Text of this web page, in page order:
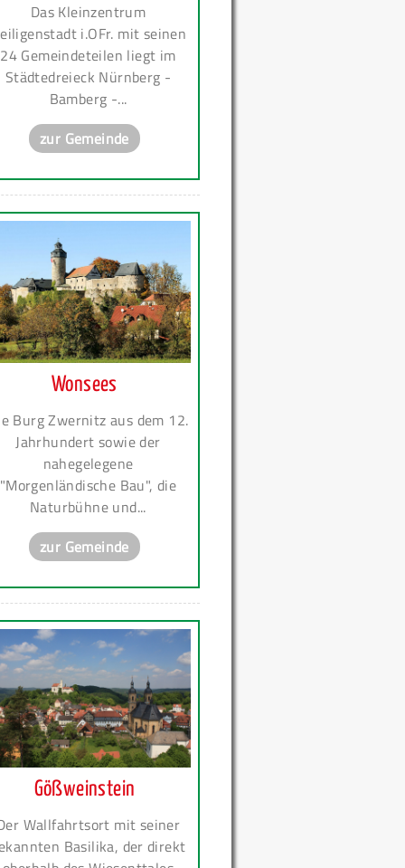
Das Kleinzentrum
i.OFr. mit seinen
24 Gemeindeteilen liegt im
Städtedreieck Nürnberg -
Bamberg -...
zur Gemeinde
Wonsees
Burg Zwernitz aus dem 12.
Jahrhundert sowie der
nahegelegene
"Morgenländische Bau", die
Naturbühne und...
zur Gemeinde
Gößweinstein
Wallfahrtsort mit seiner
Basilika, der direkt